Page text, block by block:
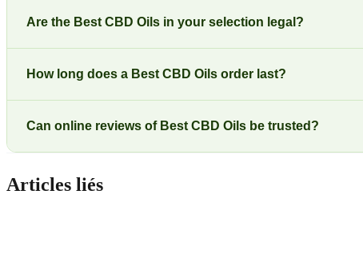
Are the Best CBD Oils in your selection legal?
How long does a Best CBD Oils order last?
Can online reviews of Best CBD Oils be trusted?
Articles liés